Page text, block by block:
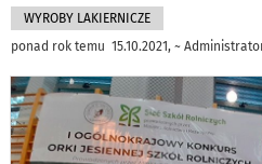
WYROBY LAKIERNICZE
ponad rok temu 15.10.2021, ~